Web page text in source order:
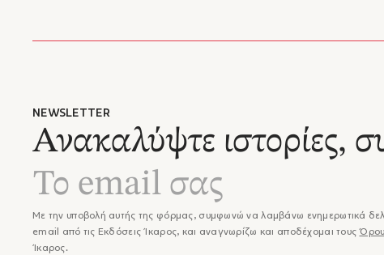
NEWSLETTER
Ανακαλύψτε ιστορίες,
Με την υποβολή αυτής της φόρμας, συμφωνώ να λαμβάνω ενημερωτικά
email από τις Εκδόσεις Ίκαρος, και αναγνωρίζω και αποδέχομαι τους
Ίκαρος.